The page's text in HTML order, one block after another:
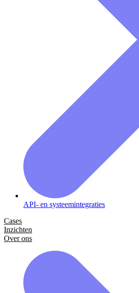
API- en systeemintegraties
Cases
Inzichten
Over ons